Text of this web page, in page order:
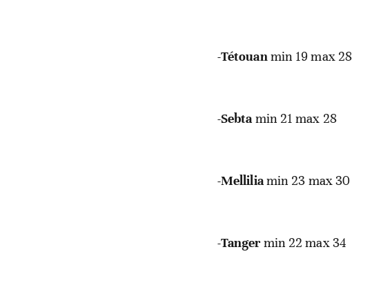
-Tétouan min 19 max 28
-Sebta min 21 max 28
-Melliliamin 23 max 30
-Tangermin 22 max 34